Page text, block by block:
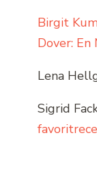
Birgit
Dover: En
Lena
Sigrid